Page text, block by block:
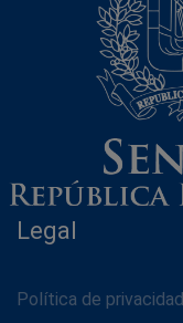
Legal
Política de privacidad